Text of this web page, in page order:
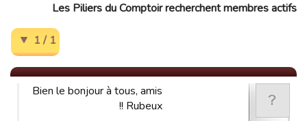
Les Piliers du Comptoir recherchent membres actifs
1 / 1
Bien le bonjour à tous, amis
Rubeux !!